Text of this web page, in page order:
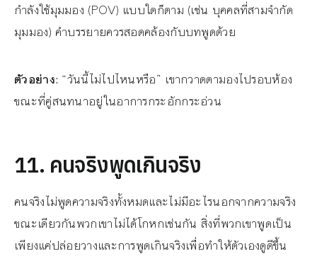
กำลังใช้มุมมอง (POV) แบบใดก็ตาม (เช่น บุคคลที่สามจำกัด
มุมมอง) คำบรรยายควรสอดคล้องกับบทพูดด้วย
ตัวอย่าง: “วันนี้ไม่ไปไหนหรือ” เขากวาดตามองไปรอบห้อง
ขณะที่คู่สนทนาอยู่ในอาการกระอักกระอ่วน
11. คนจริงพูดเกินจริง
คนจริงไม่พูดความจริงทั้งหมดและไม่มีอะไรนอกจากความจริง
ขณะเดียวกันพวกเขาไม่ได้โกหกเช่นกัน สิ่งที่พวกเขาพูดเป็น
เพียงแค่ปล่อยวางและการพูดเกินจริงเพื่อทำให้ตัวเองดูดีขึ้น